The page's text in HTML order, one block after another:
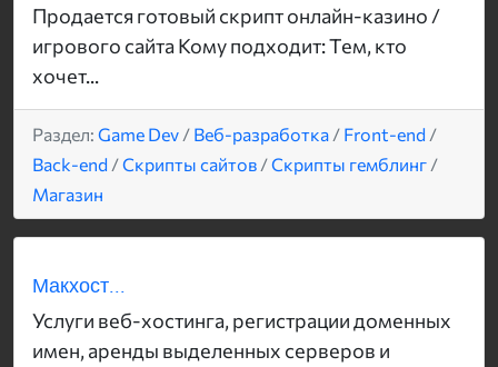
Продается готовый скрипт онлайн-казино /
игрового сайта Кому подходит: Тем, кто
хочет...
Раздел: Game Dev / Веб-разработка / Front-end /
Back-end /Скрипты сайтов /Скрипты гемблинг /
Магазин
Макхост...
Услуги веб-хостинга, регистрации доменных
имен, аренды выделенных серверов и